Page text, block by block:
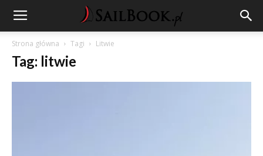
Strona główna Tagi Litwie
Tag: litwie